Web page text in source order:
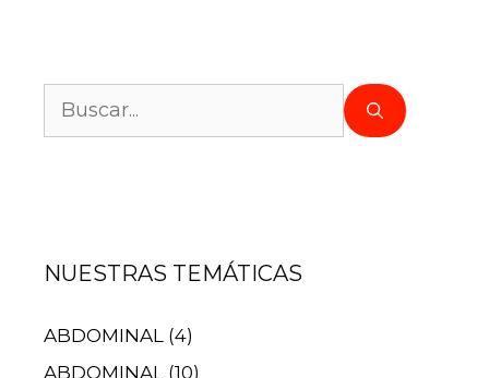
NUESTRAS TEMÁTICAS
ABDOMINAL (4)
ABDOMINAL (10)